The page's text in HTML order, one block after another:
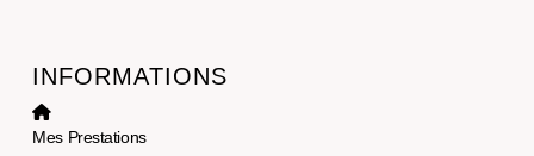
INFORMATIONS
Mes Prestations